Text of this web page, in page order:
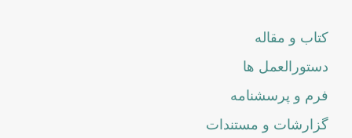
کتاب و مقاله
دستورالعمل ها
فرم و پرسشنامه
گزارشات و مستندات